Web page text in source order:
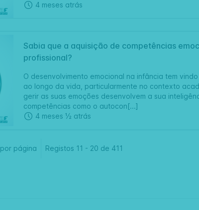
4 meses atrás
Sabia que a aquisição de competências
profissional?
O desenvolvimento emocional na infância tem
ao longo da vida, particularmente no contexto
gerir as suas emoções desenvolvem a sua
competências como o autocon[...]
4 meses ½ atrás
por página Registos 11 - 20 de 411